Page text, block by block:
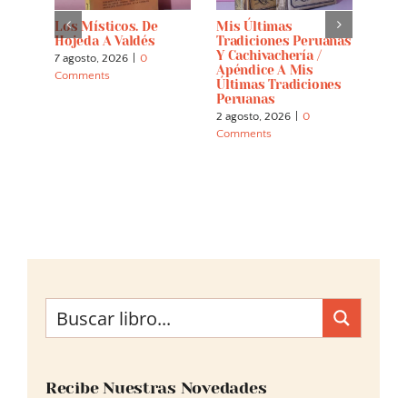
Los Místicos. De
Hojeda A Valdés
7 agosto, 2026
0
Comments
Mis Últimas
Tradiciones Peruanas
Y Cachivachería /
Apéndice A Mis
Últimas Tradiciones
Peruanas
2 agosto, 2026
0
Comments
Recibe Nuestras Novedades